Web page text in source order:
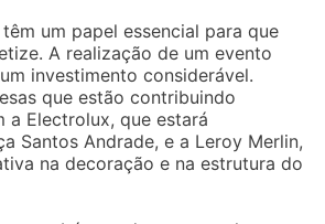
um papel essencial para que
A realização de um evento
investimento considerável.
que estão contribuindo
a Electrolux, que estará
Santos Andrade, e a Leroy Merlin,
na decoração e na estrutura do